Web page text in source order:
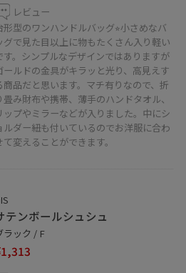
ど是非お気軽に
せ。
スタッフにご相談は
！！
レビュー
形型のワンハンドルバッグ⭐︎小さめなバ
グで見た目以上に物もたくさん入り軽い
す。シンプルなデザインではありますが
ールドの金具がキラッと光り、高見えす
商品だと思います。マチ有りなので、折
畳み財布や携帯、薄手のハンドタオル、
ップやミラーなどが入りました。中にシ
ルダー紐も付いているのでお洋服に合わ
て変えることができます。
テンボールシュシュ
ラック / F